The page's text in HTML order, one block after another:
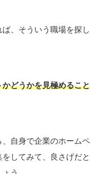
、そういう職場を探し
どうかを見極めること
自身で企業のホームペ
してみて、良さげだと